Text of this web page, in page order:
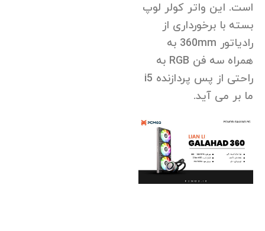
است. این واتر کولر لوپ
بسته با برخورداری از
رادیاتور 360mm به
همراه سه فن RGB به
راحتی از پس پردازنده i5
ما بر می آید.